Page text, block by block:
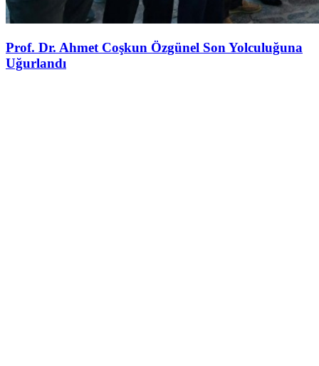
Prof. Dr. Ahmet Coşkun Özgünel Son Yolculuğuna
Uğurlandı